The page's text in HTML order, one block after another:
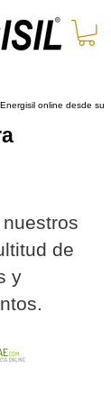
de
y